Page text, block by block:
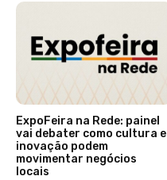
ExpoFeira na Rede: painel
vai debater como cultura e
inovação podem
movimentar negócios
locais